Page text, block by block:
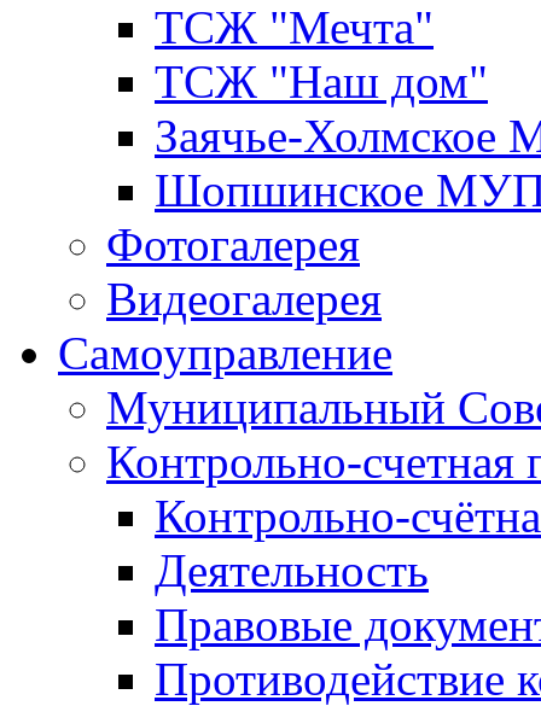
ТСЖ "Мечта"
ТСЖ "Наш дом"
Заячье-
Шопшинское
Фотогалерея
Видеогалерея
Самоуправление
Муниципальный
Контрольно-счетная
Контрольно-
Деятельность
Правовые
Противодействие